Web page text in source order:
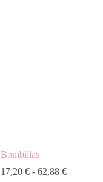
Bombillas
17,20 € - 62,88 €